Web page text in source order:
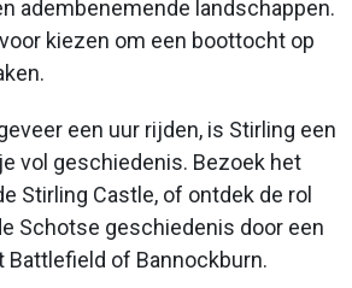
adembenemende landschappen.
kiezen om een boottocht op
een uur rijden, is Stirling een
vol geschiedenis. Bezoek het
Stirling Castle, of ontdek de rol
Schotse geschiedenis door een
Battlefield of Bannockburn.